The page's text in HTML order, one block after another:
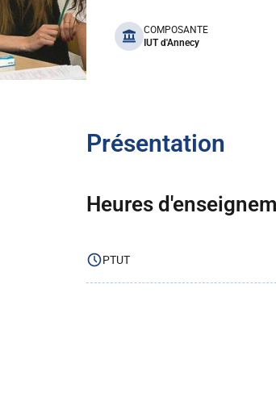
benefits
COMPOSANTE
IUT d'Annecy
Présentation
Heures
PTUT